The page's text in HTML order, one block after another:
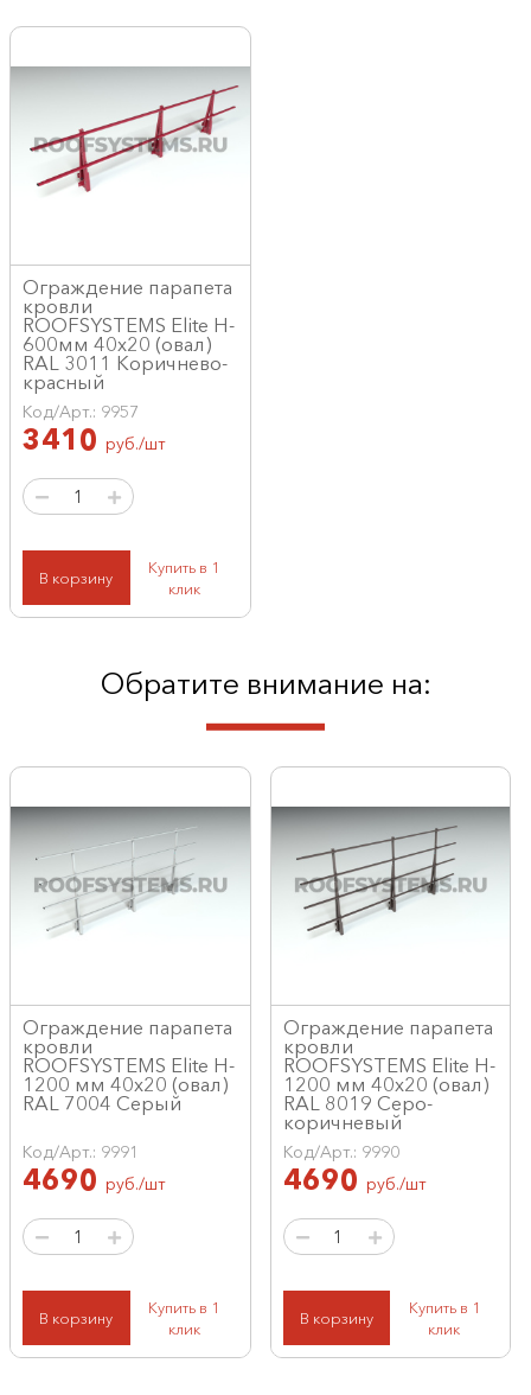
Ограждение парапета
кровли
ROOFSYSTEMS Elite H-
600мм 40х20 (овал)
RAL 3011 Коричнево-
красный
Код/Арт.: 9957
3410 руб./шт
В корзину
Купить в 1
клик
Обратите внимание на:
Ограждение парапета
кровли
ROOFSYSTEMS Elite H-
1200 мм 40х20 (овал)
RAL 7004 Серый
Код/Арт.: 9991
4690 руб./шт
В корзину
Купить в 1
клик
Ограждение парапета
кровли
ROOFSYSTEMS Elite H-
1200 мм 40х20 (овал)
RAL 8019 Серо-
коричневый
Код/Арт.: 9990
4690 руб./шт
В корзину
Купить в 1
клик